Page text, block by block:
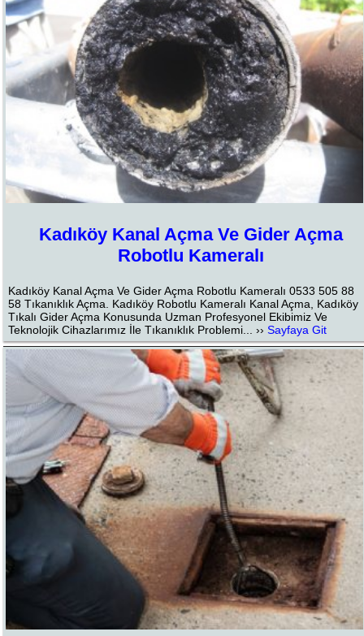
Kadıköy Kanal Açma Ve Gider Açma
Robotlu Kameralı
Kadıköy Kanal Açma Ve Gider Açma Robotlu Kameralı 0533 505 88
58 Tıkanıklık Açma. Kadıköy Robotlu Kameralı Kanal Açma, Kadıköy
Tıkalı Gider Açma Konusunda Uzman Profesyonel Ekibimiz Ve
Teknolojik Cihazlarımız İle Tıkanıklık Problemi... ››Sayfaya Git